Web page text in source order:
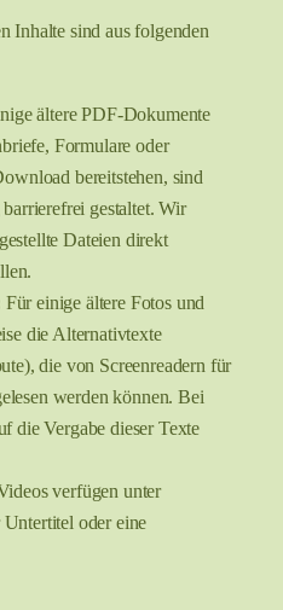
Inhalte sind aus folgenden
ältere PDF-Dokumente
Formulare oder
bereitstehen, sind
gestaltet. Wir
Dateien direkt
Für einige ältere Fotos und
die Alternativtexte
die von Screenreadern für
werden können. Bei
die Vergabe dieser Texte
verfügen unter
oder eine